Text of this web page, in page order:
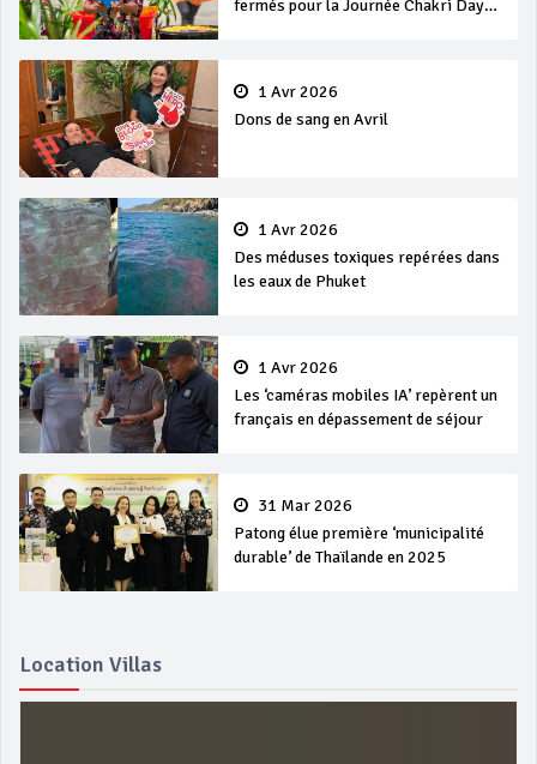
fermés pour la Journée Chakri Day
1 Avr 2026
Dons de sang en Avril
1 Avr 2026
Des méduses toxiques repérées dans
les eaux de Phuket
1 Avr 2026
Les ‘caméras mobiles IA’ repèrent un
français en dépassement de séjour
31 Mar 2026
Patong élue première ‘municipalité
durable’ de Thaïlande en 2025
Location Villas